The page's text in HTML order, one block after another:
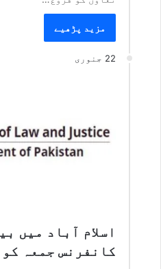
مزید پڑھیے
22 جنوری
اسلام آباد میں
کانفرنس جمعہ